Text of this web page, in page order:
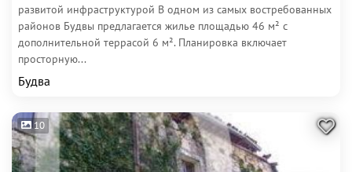
развитой инфраструктурой В одном из самых востребованных
районов Будвы предлагается жилье площадью 46 м² с
дополнительной террасой 6 м². Планировка включает
просторную...
Будва
10